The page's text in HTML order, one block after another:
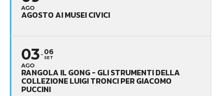
AGO
AGOSTO AI MUSEI CIVICI
03
AGO
06
SET
RANGOLA IL GONG - GLI STRUMENTI DELLA
COLLEZIONE LUIGI TRONCI PER GIACOMO
PUCCINI